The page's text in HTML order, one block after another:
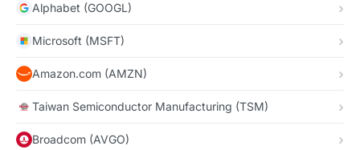
Alphabet (GOOGL)
Microsoft (MSFT)
Amazon.com (AMZN)
Taiwan Semiconductor Manufacturing (TSM)
Broadcom (AVGO)